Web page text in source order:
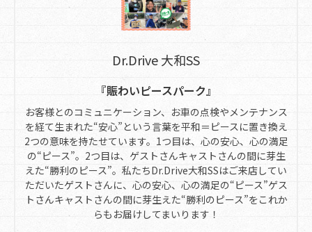
Dr.Drive 大和SS
『賑わいピースパーク』
お客様とのコミュニケーション、お車の点検やメンテナンス
を経て生まれた“安心”という言葉を平和＝ピースに置き換え
2つの意味を持たせています。1つ目は、心の安心、心の満足
の“ピース”。2つ目は、ゲストさんキャストさんの間に芽生
えた“勝利のピース”。私たちDr.Drive大和SSはご来店してい
ただいたゲストさんに、心の安心、心の満足の“ピース”ゲス
トさんキャストさんの間に芽生えた“勝利のピース”をこれか
らもお届けしてまいります！